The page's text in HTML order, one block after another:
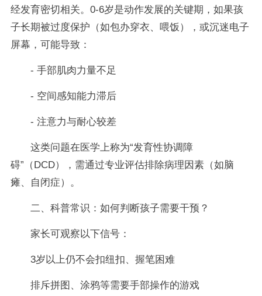
经发育密切相关。0-6岁是动作发展的关键期，如果孩
子长期被过度保护（如包办穿衣、喂饭），或沉迷电子
屏幕，可能导致：
- 手部肌肉力量不足
- 空间感知能力滞后
- 注意力与耐心较差
这类问题在医学上称为“发育性协调障
碍”（DCD），需通过专业评估排除病理因素（如脑
瘫、自闭症）。
二、科普常识：如何判断孩子需要干预？
家长可观察以下信号：
3岁以上仍不会扣纽扣、握笔困难
排斥拼图、涂鸦等需要手部操作的游戏